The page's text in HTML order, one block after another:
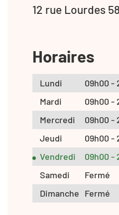
12 rue Lourdes
Horaires
Lundi
09h00 -
Mardi
09h00 -
Mercredi
09h00 -
Jeudi
09h00 -
Vendredi
09h00 -
Samedi
Fermé
Dimanche Fermé